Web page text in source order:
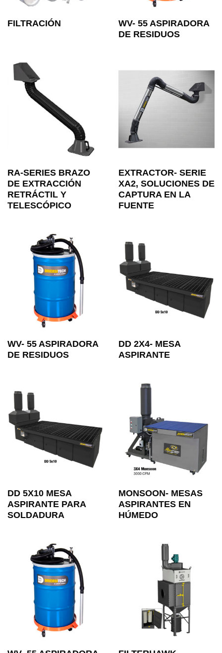
FILTRACIÓN
WV- 55 ASPIRADORA
DE RESIDUOS
RA-SERIES BRAZO
DE EXTRACCIÓN
RETRÁCTIL Y
TELESCÓPICO
EXTRACTOR- SERIE
XA2, SOLUCIONES DE
CAPTURA EN LA
FUENTE
WV- 55 ASPIRADORA
DE RESIDUOS
DD 2X4- MESA
ASPIRANTE
DD 5X10 MESA
ASPIRANTE PARA
SOLDADURA
MONSOON- MESAS
ASPIRANTES EN
HÚMEDO